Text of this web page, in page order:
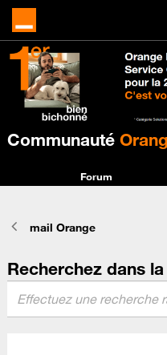
Communauté
Forum
mail Orange
Recherchez dans